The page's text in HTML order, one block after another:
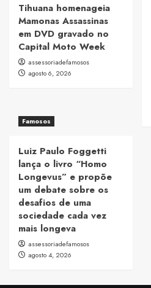
Tihuana homenageia
Mamonas Assassinas
em DVD gravado no
Capital Moto Week
assessoriadefamosos
agosto 6, 2026
Famosos
Luiz Paulo Foggetti
lança o livro “Homo
Longevus” e propõe
um debate sobre os
desafios de uma
sociedade cada vez
mais longeva
assessoriadefamosos
agosto 4, 2026